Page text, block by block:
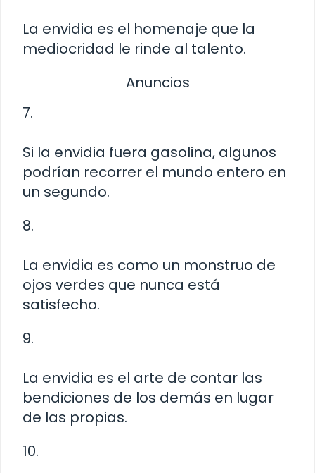
La envidia es el homenaje que la
mediocridad le rinde al talento.
Anuncios
7.
Si la envidia fuera gasolina, algunos
podrían recorrer el mundo entero en
un segundo.
8.
La envidia es como un monstruo de
ojos verdes que nunca está
satisfecho.
9.
La envidia es el arte de contar las
bendiciones de los demás en lugar
de las propias.
10.